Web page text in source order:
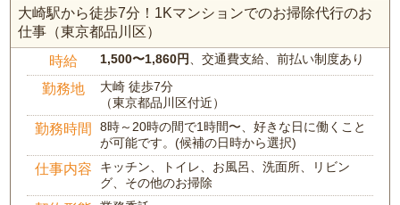
大崎駅から徒歩7分！1Kマンションでのお掃除代行のお
仕事（東京都品川区）
時給 1,500〜1,860円、交通費支給、前払い制度あり
勤務地
大崎 徒歩7分
（東京都品川区付近）
勤務時間
8時～20時の間で1時間〜、好きな日に働くこと
が可能です。(候補の日時から選択)
仕事内容
キッチン、トイレ、お風呂、洗面所、リビン
グ、その他のお掃除